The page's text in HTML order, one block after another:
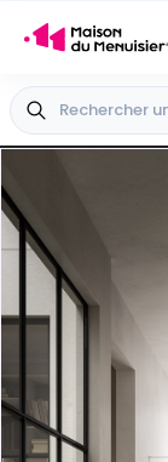
Besoin d'aide